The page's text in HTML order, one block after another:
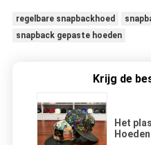
regelbare snapbackhoed
snapback gepaste hoeden
Krijg de
Het